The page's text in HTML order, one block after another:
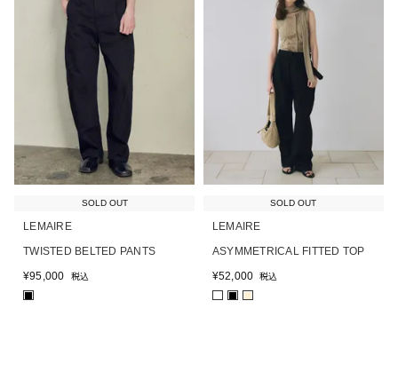
SOLD OUT
LEMAIRE
TWISTED BELTED PANTS
¥95,000 税込
SOLD OUT
LEMAIRE
ASYMMETRICAL FITTED TOP
¥52,000 税込